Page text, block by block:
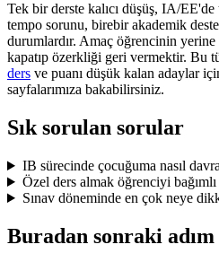
Tek bir derste kalıcı düşüş, IA/EE'de
tempo sorunu, birebir akademik
durumlardır. Amaç öğrencinin yerine
kapatıp özerkliği geri vermektir. Bu
ders ve puanı düşük kalan adaylar
sayfalarımıza bakabilirsiniz.
Sık sorulan sorular
IB sürecinde çocuğuma nasıl
Özel ders almak öğrenciyi bağımlı
Sınav döneminde en çok neye
Buradan sonraki adım